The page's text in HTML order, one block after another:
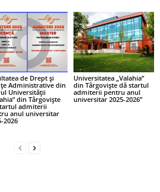
de Drept și
Administrative din
Universității
din Târgoviște
admiterii
anul universitar
2026
Universitatea „Valahia”
din Târgoviște dă startul
admiterii pentru anul
universitar 2025-2026”